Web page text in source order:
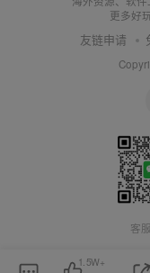
更多好
友链申请
客
1.5W+